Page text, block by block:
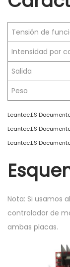
Tensión de
Intensidad por
Salida
Peso
Leantec.ES
Leantec.ES
Leantec.ES
Nota: Si usamos
controlador de
ambas placas.